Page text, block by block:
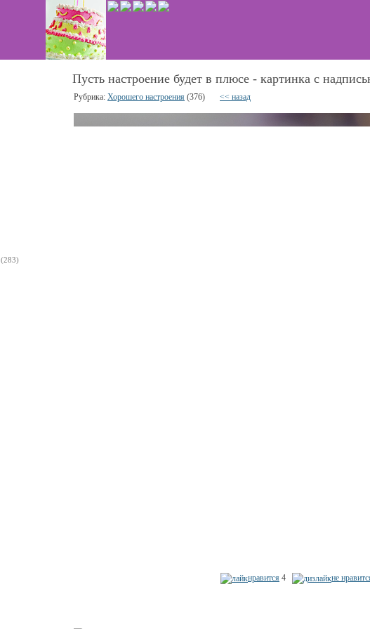
(283)
Пусть настроение будет в плюсе - картинка с
Рубрика: Хорошего настроения (376) << назад
нравится 4 не